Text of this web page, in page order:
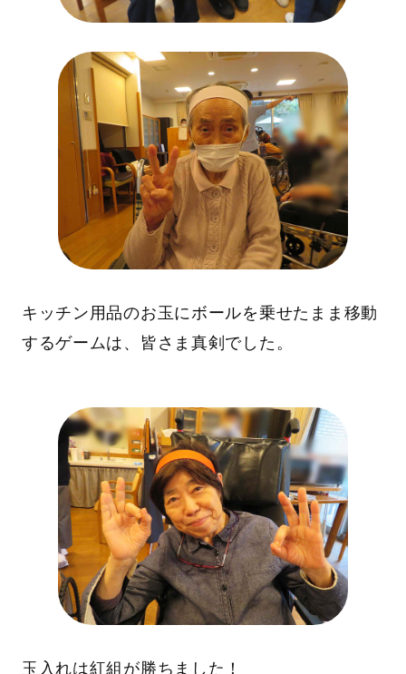
キッチン用品のお玉にボールを乗せたまま移動
するゲームは、皆さま真剣でした。
玉入れは紅組が勝ちました！